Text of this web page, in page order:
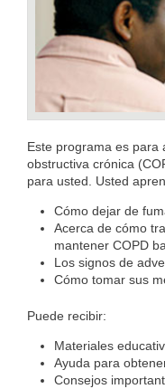
Este programa es para
obstructiva crónica
para usted. Usted
Cómo dejar de
Acerca de cómo
mantener COPD
Los signos de
Cómo tomar sus
Puede recibir:
Materiales
Ayuda para
Consejos